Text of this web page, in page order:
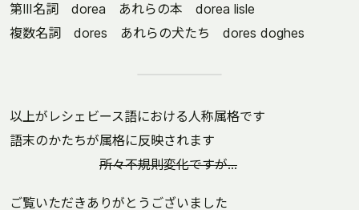
第Ⅲ名詞 dorea あれらの本 dorea lisle
複数名詞 dores あれらの犬たち dores doghes
以上がレシェビース語における人称属格です
語末のかたちが属格に反映されます
所々不規則変化ですが...
ご覧いただきありがとうございました